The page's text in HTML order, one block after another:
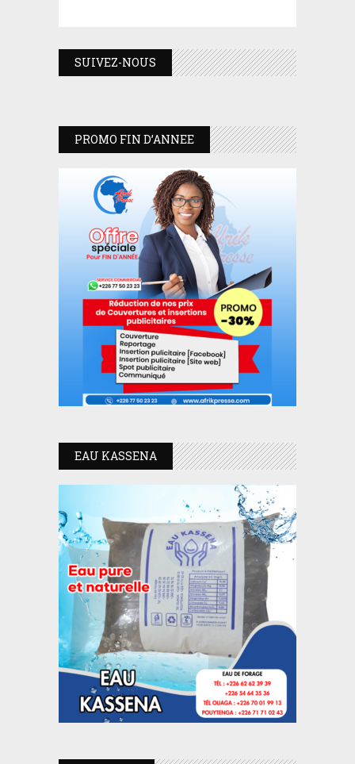
SUIVEZ-NOUS
PROMO FIN D’ANNEE
EAU KASSENA